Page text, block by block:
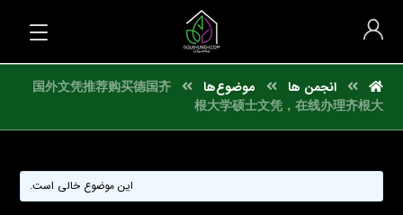
انجمن ها موضوع‌ها
国外文凭推荐购买德国齐
根大学硕士文凭，在线办理齐根大
این موضوع خالی است.